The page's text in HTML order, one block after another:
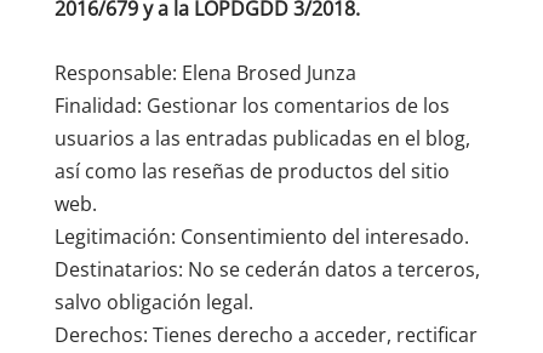
2016/679 y a la LOPDGDD 3/2018.
Responsable: Elena Brosed Junza
Finalidad: Gestionar los comentarios de los
usuarios a las entradas publicadas en el blog,
así como las reseñas de productos del sitio
web.
Legitimación: Consentimiento del interesado.
Destinatarios: No se cederán datos a terceros,
salvo obligación legal.
Derechos: Tienes derecho a acceder, rectificar